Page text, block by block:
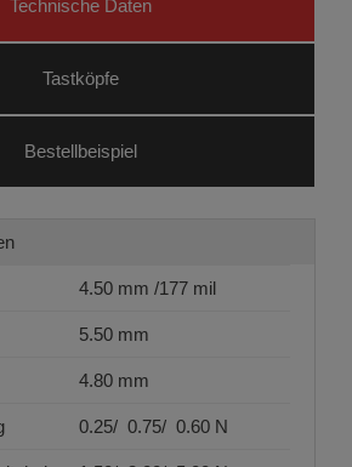
Technische Daten
Tastköpfe
Bestellbeispiel
4.50 mm /177 mil
5.50 mm
4.80 mm
0.25/ 0.75/ 0.60 N